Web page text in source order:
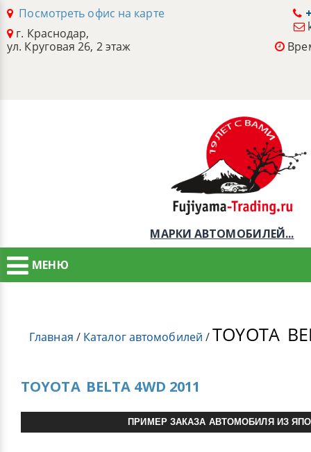
Посмотреть офис на карте
г. Краснодар,
ул. Круговая 26, 2 этаж
МАРКИ АВТОМОБИЛЕЙ...
МЕНЮ
Главная / Каталог автомобилей /TOYOTA
TOYOTA BELTA 4WD 2011
ПРИМЕР ЗАКАЗА АВТОМОБИЛЯ ИЗ